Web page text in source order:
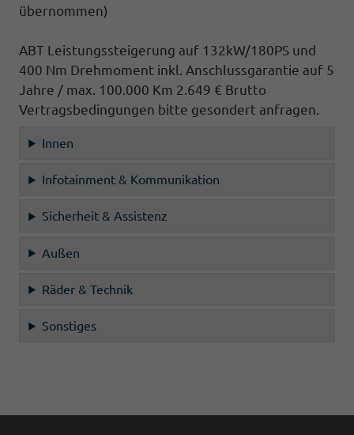
übernommen)
ABT Leistungssteigerung auf 132kW/180PS und
400 Nm Drehmoment inkl. Anschlussgarantie auf 5
Jahre / max. 100.000 Km 2.649 € Brutto
Vertragsbedingungen bitte gesondert anfragen.
Innen
Infotainment & Kommunikation
Sicherheit & Assistenz
Außen
Räder & Technik
Sonstiges